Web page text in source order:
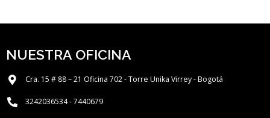
NUESTRA OFICINA
Cra. 15 # 88 – 21 Oficina 702 - Torre Unika Virrey - Bogotá
3242036534 - 7440679